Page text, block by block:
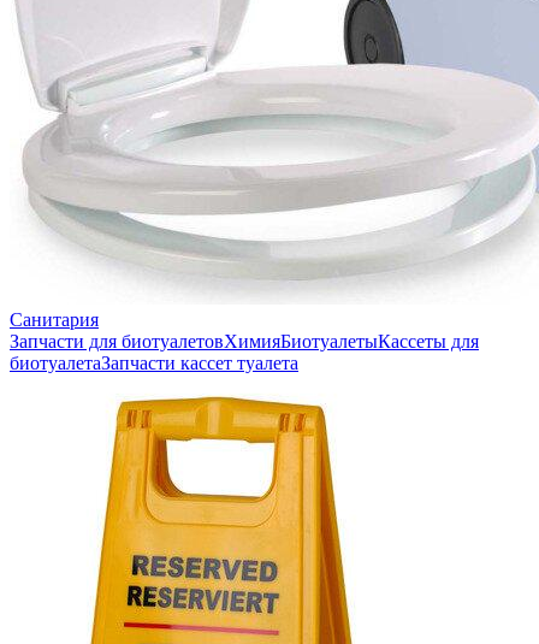
Санитария
Запчасти для биотуалетовХимияБиотуалетыКассеты для
биотуалетаЗапчасти кассет туалета